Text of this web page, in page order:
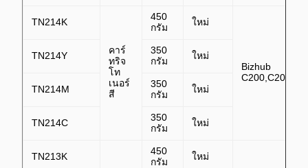
TN214K
คาร์
ทริจ
โท
เนอร์
สี
450
กรัม
ใหม่
Bizhub
TN214Y
350
กรัม
ใหม่
TN214M
350
กรัม
ใหม่
TN214C
350
กรัม
ใหม่
TN213K
450
กรัม
ใหม่